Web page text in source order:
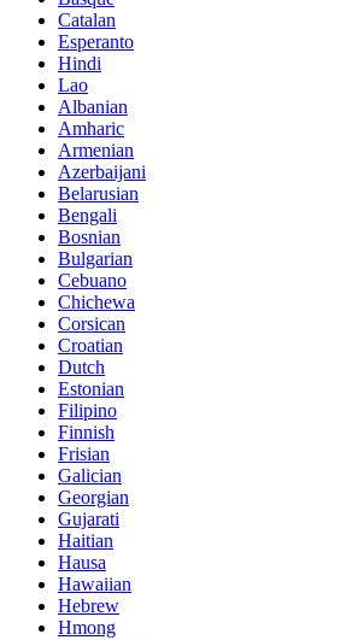
Catalan
Esperanto
Hindi
Lao
Albanian
Amharic
Armenian
Azerbaijani
Belarusian
Bengali
Bosnian
Bulgarian
Cebuano
Chichewa
Corsican
Croatian
Dutch
Estonian
Filipino
Finnish
Frisian
Galician
Georgian
Gujarati
Haitian
Hausa
Hawaiian
Hebrew
Hmong